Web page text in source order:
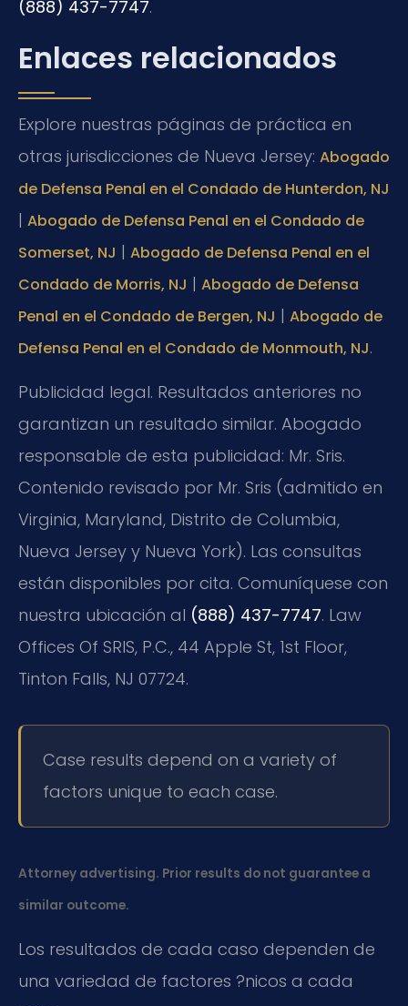
(888) 437-7747.
Enlaces relacionados
Explore nuestras páginas de práctica en
otras jurisdicciones de Nueva Jersey: Abogado
de Defensa Penal en el Condado de Hunterdon, NJ
| Abogado de Defensa Penal en el Condado de
Somerset, NJ | Abogado de Defensa Penal en el
Condado de Morris, NJ | Abogado de Defensa
Penal en el Condado de Bergen, NJ | Abogado de
Defensa Penal en el Condado de Monmouth, NJ.
Publicidad legal. Resultados anteriores no
garantizan un resultado similar. Abogado
responsable de esta publicidad: Mr. Sris.
Contenido revisado por Mr. Sris (admitido en
Virginia, Maryland, Distrito de Columbia,
Nueva Jersey y Nueva York). Las consultas
están disponibles por cita. Comuníquese con
nuestra ubicación al (888) 437-7747. Law
Offices Of SRIS, P.C., 44 Apple St, 1st Floor,
Tinton Falls, NJ 07724.
Case results depend on a variety of
factors unique to each case.
Attorney advertising. Prior results do not guarantee a
similar outcome.
Los resultados de cada caso dependen de
una variedad de factores ?nicos a cada